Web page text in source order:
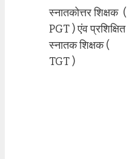
स्नातकोत्तर शिक्षक (
PGT ) एंव प्रशिक्षित
स्नातक शिक्षक (
TGT )